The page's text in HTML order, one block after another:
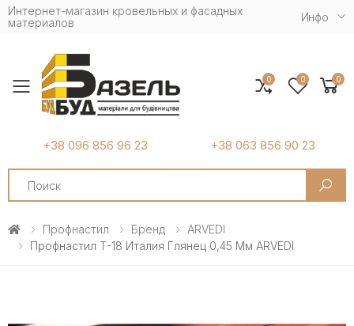
Интернет-магазин кровельных и фасадных
материалов
Инфо
Toggle mobile menu
+38 096 856 96 23 +38 063 856 90 23
Search
0 0 0
Профнастил Бренд
ARVEDI
Профнастил Т-18 Италия Глянец 0,45 Мм ARVEDI